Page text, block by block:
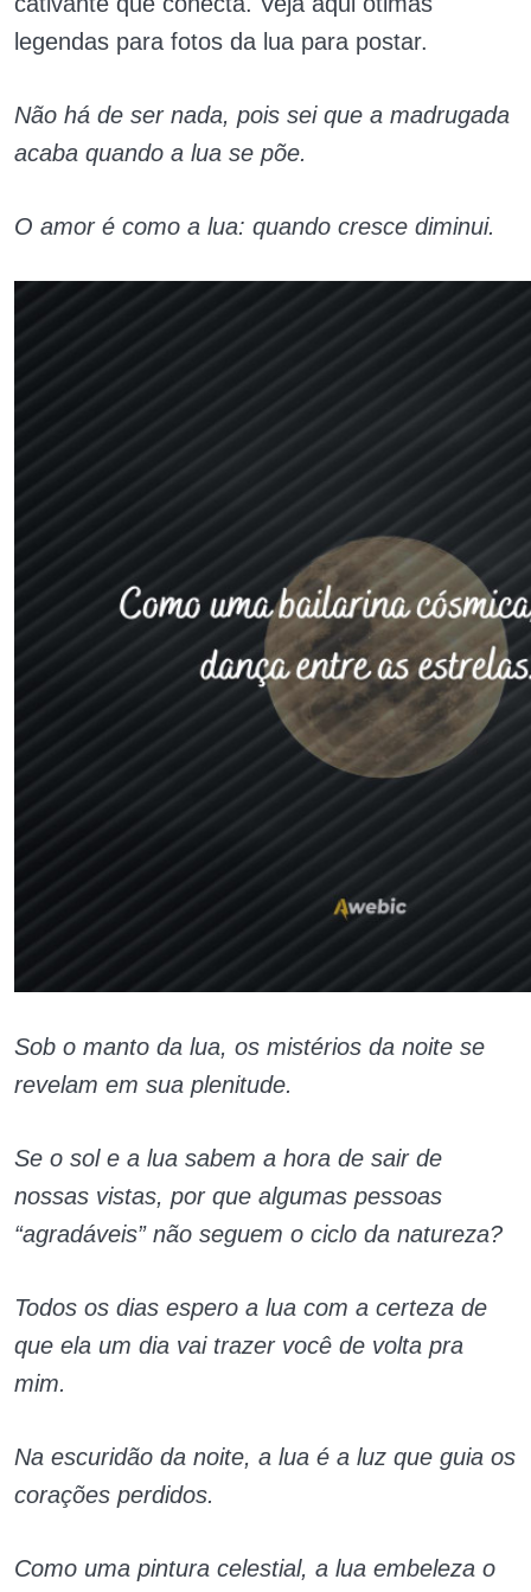
legendas para fotos da lua para postar.
Não há de ser nada, pois sei que a madrugada
acaba quando a lua se põe.
O amor é como a lua: quando cresce diminui.
Sob o manto da lua, os mistérios da noite se
revelam em sua plenitude.
Se o sol e a lua sabem a hora de sair de
nossas vistas, por que algumas pessoas
“agradáveis” não seguem o ciclo da natureza?
Todos os dias espero a lua com a certeza de
que ela um dia vai trazer você de volta pra
mim.
Na escuridão da noite, a lua é a luz que guia os
corações perdidos.
Como uma pintura celestial, a lua embeleza o